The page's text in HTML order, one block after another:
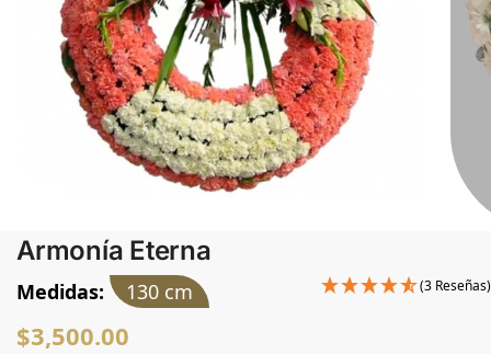
Armonía Eterna
(3 Reseñas)
Medidas: 130 cm
$3,500.00